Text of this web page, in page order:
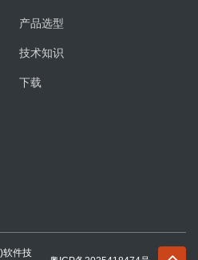
产品选型
技术知识
下载
软件技